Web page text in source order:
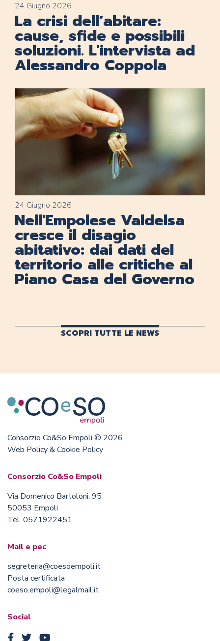
24 Giugno 2026
La crisi dell’abitare:
cause, sfide e possibili
soluzioni. L'intervista ad
Alessandro Coppola
24 Giugno 2026
Nell'Empolese Valdelsa
cresce il disagio
abitativo: dai dati del
territorio alle critiche al
Piano Casa del Governo
SCOPRI TUTTE LE NEWS
Consorzio Co&So Empoli © 2026
Web Policy & Cookie Policy
Consorzio Co&So Empoli
Via Domenico Bartoloni, 95
50053 Empoli
Tel. 0571922451
Mail e pec
segreteria@coesoempoli.it
Posta certificata
coeso.empoli@legalmail.it
Social